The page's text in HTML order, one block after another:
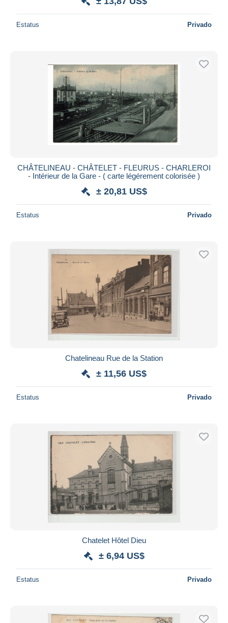
Estatus Privado
CHÂTELINEAU - CHÂTELET - FLEURUS - CHARLEROI
- Intérieur de la Gare - ( carte légérement colorisée )
± 20,81 US$
Estatus Privado
Chatelineau Rue de la Station
± 11,56 US$
Estatus Privado
Chatelet Hôtel Dieu
± 6,94 US$
Estatus Privado